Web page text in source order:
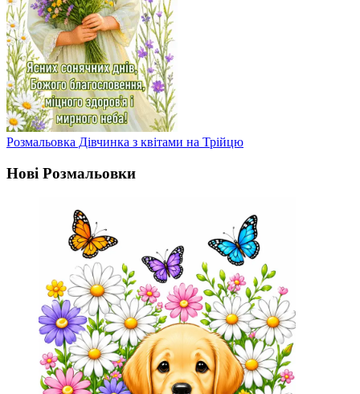
Розмальовка Дівчинка з квітами на Трійцю
Нові Розмальовки